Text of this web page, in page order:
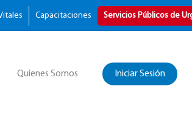
Capacitaciones Servicios Públicos de
Quienes Somos Iniciar Sesión